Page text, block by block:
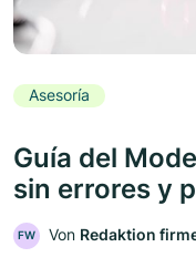
Asesoría
Guía del
sin errores y
FW Von Redaktion